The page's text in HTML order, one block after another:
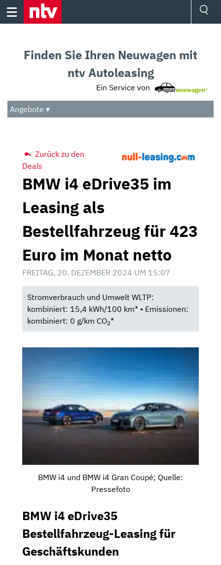
Skip
Audio
Das Beste
Finden Sie Ihren Neuwagen mit
ntv Autoleasing
Ein Service von
Angebote ▾
Zurück zu den
Deals
BMW i4 eDrive35 im
Leasing als
Bestellfahrzeug für 423
Euro im Monat netto
FREITAG, 20. DEZEMBER 2024 UM 15:07
Stromverbrauch und Umwelt WLTP:
kombiniert: 15,4 kWh/100 km* • Emissionen:
kombiniert: 0 g/km CO2*
BMW i4 und BMW i4 Gran Coupé; Quelle:
Pressefoto
BMW i4 eDrive35
Bestellfahrzeug-Leasing für
Geschäftskunden